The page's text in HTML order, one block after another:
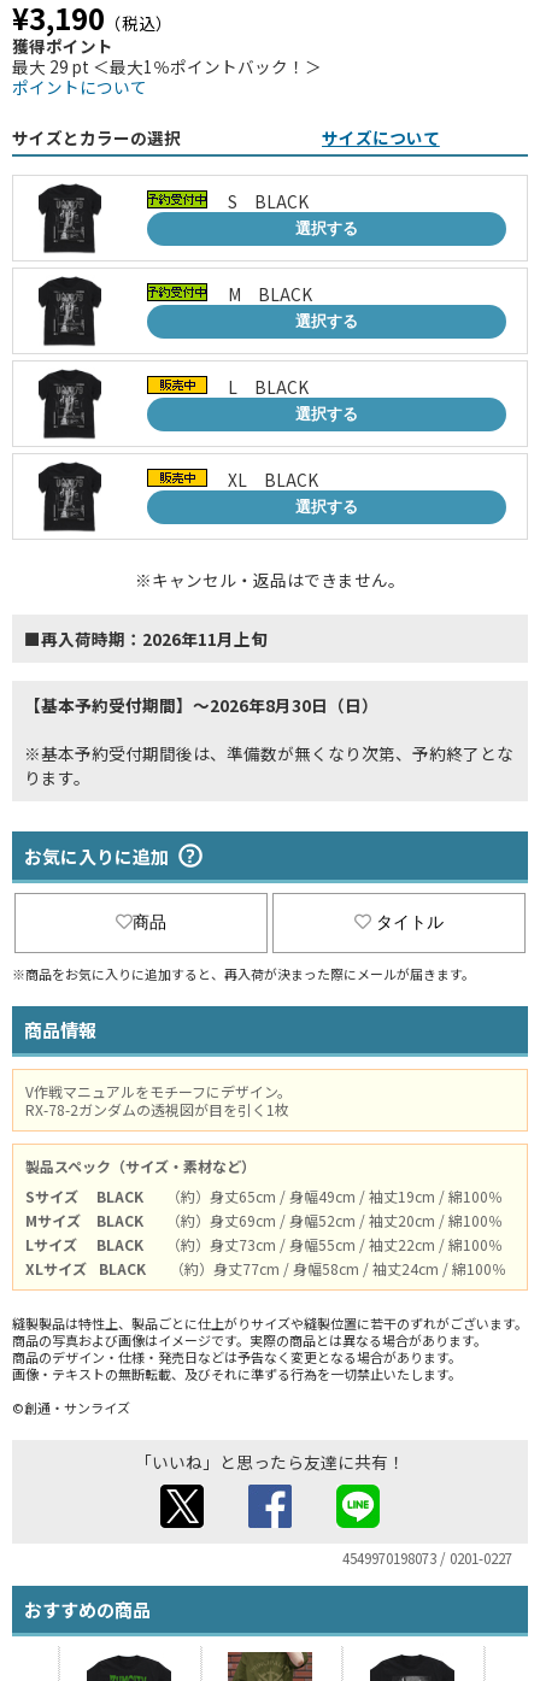
¥3,190 （税込）
獲得ポイント
最大 29 pt ＜最大1％ポイントバック！＞
ポイントについて
サイズとカラーの選択 サイズについて
S BLACK
選択する
M BLACK
選択する
L BLACK
選択する
XL BLACK
選択する
※キャンセル・返品はできません。
■再入荷時期：2026年11月上旬
【基本予約受付期間】～2026年8月30日（日）
※基本予約受付期間後は、準備数が無くなり次第、予約終了とな
ります。
お気に入りに追加
商品 タイトル
※商品をお気に入りに追加すると、再入荷が決まった際にメールが届きます。
商品情報
V作戦マニュアルをモチーフにデザイン。
RX-78-2ガンダムの透視図が目を引く1枚
製品スペック（サイズ・素材など）
Sサイズ
BLACK
（約）身丈65cm / 身幅49cm / 袖丈19cm / 綿100％
Mサイズ
BLACK
（約）身丈69cm / 身幅52cm / 袖丈20cm / 綿100％
Lサイズ
BLACK
（約）身丈73cm / 身幅55cm / 袖丈22cm / 綿100％
XLサイズ
BLACK （約）身丈77cm / 身幅58cm / 袖丈24cm / 綿100％
縫製製品は特性上、製品ごとに仕上がりサイズや縫製位置に若干のずれがございます。
商品の写真および画像はイメージです。実際の商品とは異なる場合があります。
商品のデザイン・仕様・発売日などは予告なく変更となる場合があります。
画像・テキストの無断転載、及びそれに準ずる行為を一切禁止いたします。
©創通・サンライズ
「いいね」と思ったら友達に共有！
4549970198073 / 0201-0227
おすすめの商品